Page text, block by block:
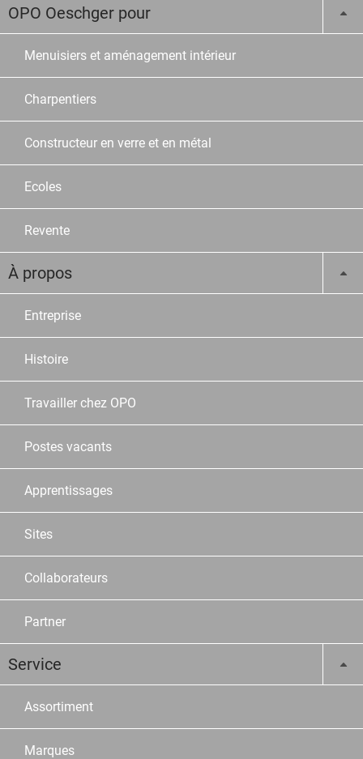
OPO Oeschger pour
Menuisiers et aménagement intérieur
Charpentiers
Constructeur en verre et en métal
Ecoles
Revente
À propos
Entreprise
Histoire
Travailler chez OPO
Postes vacants
Apprentissages
Sites
Collaborateurs
Partner
Service
Assortiment
Marques